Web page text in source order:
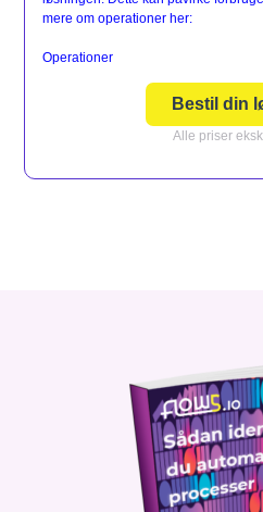
mere om operationer her:
Operationer
Bestil din
Alle priser